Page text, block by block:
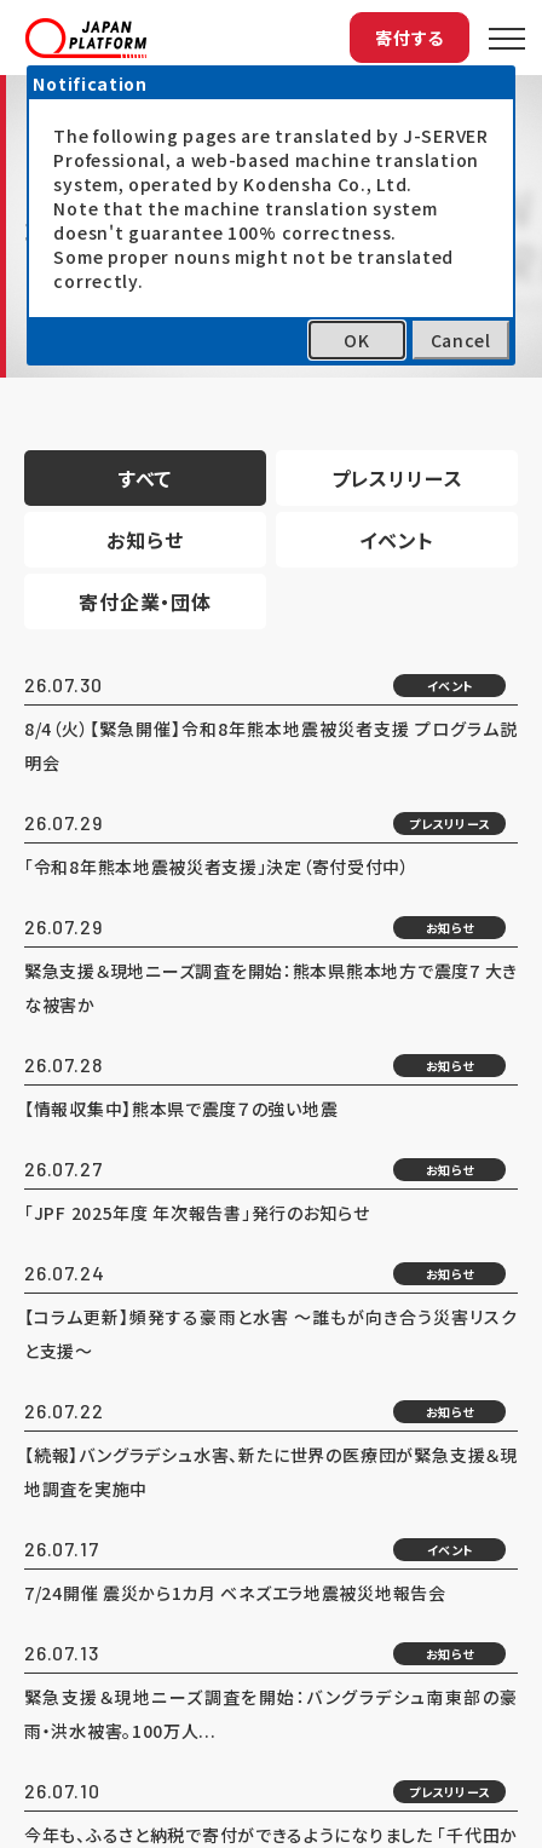
寄付する
最新情報
すべて プレスリリース
お知らせ イベント
寄付企業・団体
26.07.30 イベント
8/4（火）【緊急開催】令和8年熊本地震被災者支援 プログラム説
明会
26.07.29 プレスリリース
「令和8年熊本地震被災者支援」決定（寄付受付中）
26.07.29 お知らせ
緊急支援＆現地ニーズ調査を開始：熊本県熊本地方で震度7 大き
な被害か
26.07.28 お知らせ
【情報収集中】熊本県で震度７の強い地震
26.07.27 お知らせ
「JPF 2025年度 年次報告書」発行のお知らせ
26.07.24 お知らせ
【コラム更新】頻発する豪雨と水害 ～誰もが向き合う災害リスク
と支援～
26.07.22 お知らせ
【続報】バングラデシュ水害、新たに世界の医療団が緊急支援＆現
地調査を実施中
26.07.17 イベント
7/24開催 震災から1カ月 ベネズエラ地震被災地報告会
26.07.13 お知らせ
緊急支援＆現地ニーズ調査を開始：バングラデシュ南東部の豪
雨・洪水被害。100万人...
26.07.10 プレスリリース
今年も、ふるさと納税で寄付ができるようになりました 「千代田か
Notification
The following pages are translated by J-SERVER
Professional, a web-based machine translation
system, operated by Kodensha Co., Ltd.
Note that the machine translation system
doesn't guarantee 100% correctness.
Some proper nouns might not be translated
correctly.
OK Cancel